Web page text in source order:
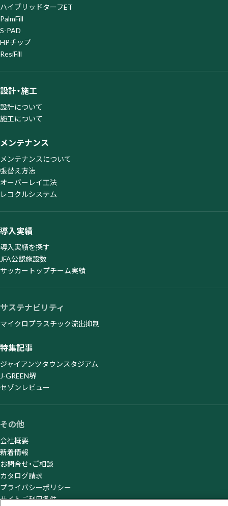
ハイブリッドターフET
PalmFill
S-PAD
HPチップ
ResiFill
設計・施工
設計について
施工について
メンテナンス
メンテナンスについて
張替え方法
オーバーレイ工法
レコクルシステム
導入実績
導入実績を探す
JFA公認施設数
サッカートップチーム実績
サステナビリティ
マイクロプラスチック流出抑制
特集記事
ジャイアンツタウンスタジアム
J-GREEN堺
セゾンレビュー
その他
会社概要
新着情報
お問合せ・ご相談
カタログ請求
プライバシーポリシー
サイトご利用条件